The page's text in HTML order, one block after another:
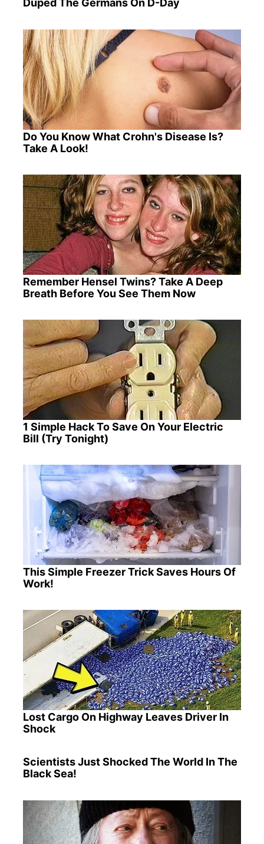
Duped The Germans On D-Day
Do You Know What Crohn's Disease Is?
Take A Look!
Remember Hensel Twins? Take A Deep
Breath Before You See Them Now
1 Simple Hack To Save On Your Electric
Bill (Try Tonight)
This Simple Freezer Trick Saves Hours Of
Work!
Lost Cargo On Highway Leaves Driver In
Shock
Scientists Just Shocked The World In The
Black Sea!